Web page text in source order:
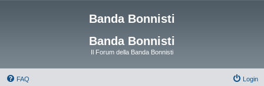
Banda Bonnisti
Banda Bonnisti
Il Forum della Banda Bonnisti
FAQ Login